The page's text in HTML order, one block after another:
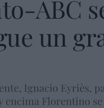
ABC
un
Ignacio Eyriès,
encima Florentino